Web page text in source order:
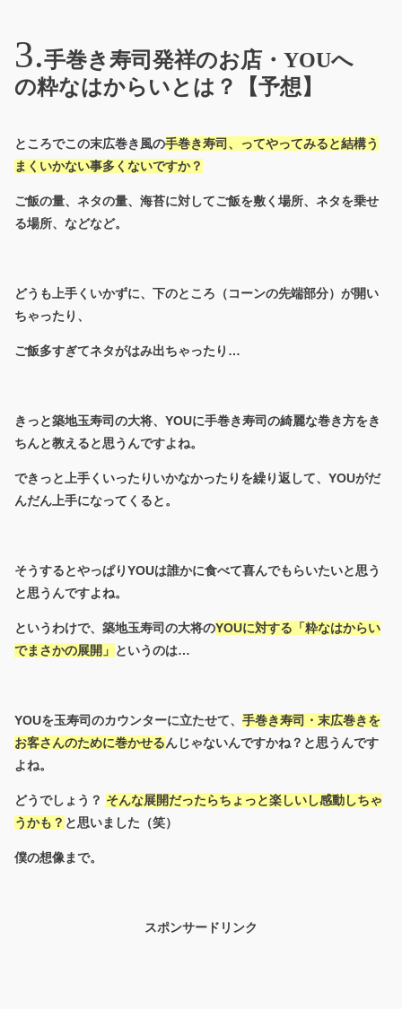
手巻き寿司発祥のお店・YOUへ
の粋なはからいとは？【予想】
ところでこの末広巻き風の手巻き寿司、ってやってみると結構う
まくいかない事多くないですか？
ご飯の量、ネタの量、海苔に対してご飯を敷く場所、ネタを乗せ
る場所、などなど。
どうも上手くいかずに、下のところ（コーンの先端部分）が開い
ちゃったり、
ご飯多すぎてネタがはみ出ちゃったり…
きっと築地玉寿司の大将、YOUに手巻き寿司の綺麗な巻き方をき
ちんと教えると思うんですよね。
できっと上手くいったりいかなかったりを繰り返して、YOUがだ
んだん上手になってくると。
そうするとやっぱりYOUは誰かに食べて喜んでもらいたいと思う
と思うんですよね。
というわけで、築地玉寿司の大将のYOUに対する「粋なはからい
でまさかの展開」 というのは…
YOUを玉寿司のカウンターに立たせて、 手巻き寿司・末広巻きを
お客さんのために巻かせるんじゃないんですかね？と思うんです
よね。
どうでしょう？ そんな展開だったらちょっと楽しいし感動しちゃ
うかも？ と思いました（笑）
僕の想像まで。
スポンサードリンク